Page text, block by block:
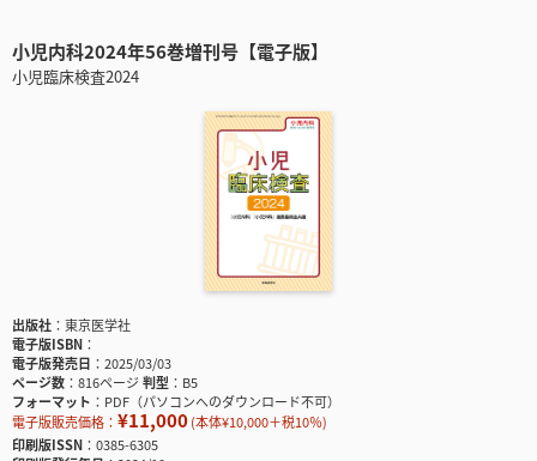
小児内科2024年56巻増刊号【電子版】
小児臨床検査2024
出版社
東京医学社
電子版ISBN
電子版発売日
2025/03/03
ページ数
816ページ判型
B5
フォーマット
PDF（パソコンへのダウンロード不可）
電子版販売価格： ¥11,000(本体¥10,000＋税10％)
印刷版ISSN
0385-6305